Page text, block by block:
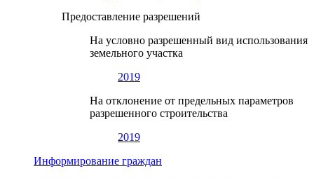
Предоставление разрешений
На условно разрешенный вид использования
земельного участка
2019
На отклонение от предельных параметров
разрешенного строительства
2019
Информирование граждан